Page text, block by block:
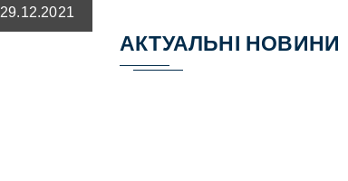
29.12.2021
АКТУАЛЬНІ НОВИНИ